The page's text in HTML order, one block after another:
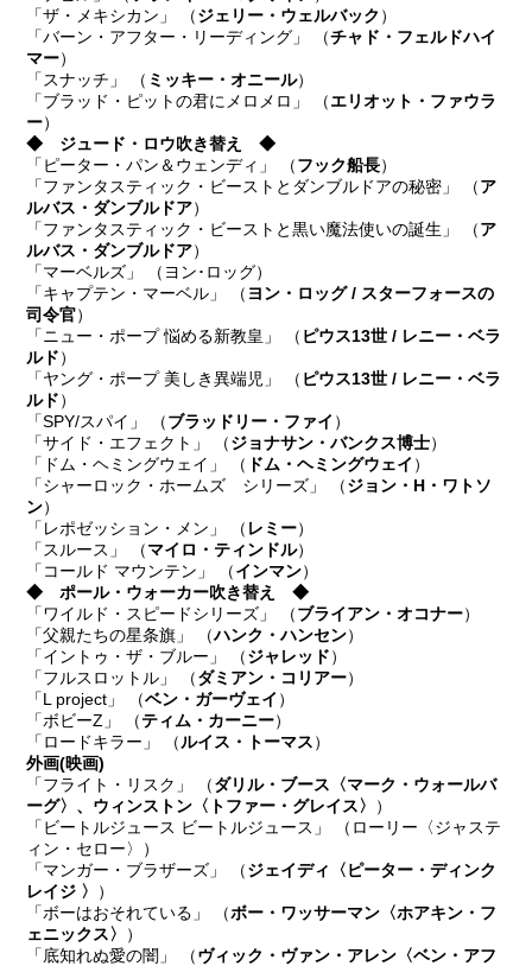
「ザ・メキシカン」 （ジェリー・ウェルバック ）
「バーン・アフター・リーディング」 （チャド・フェルドハイ
マー）
「スナッチ」 （ ミッキー・オニール）
「ブラッド・ピットの君にメロメロ」 （エリオット・ファウラ
ー）
◆ ジュード・ロウ吹き替え ◆
「ピーター・パン＆ウェンディ」 （フック船長）
「ファンタスティック・ビーストとダンブルドアの秘密」 （ア
ルバス・ダンブルドア）
「ファンタスティック・ビーストと黒い魔法使いの誕生」 （ア
ルバス・ダンブルドア）
「マーベルズ」 （ヨン･ロッグ）
「キャプテン・マーベル」 （ ヨン・ロッグ / スターフォースの
司令官）
「ニュー・ポープ 悩める新教皇」 （ ピウス13世 / レニー・ベラ
ルド）
「ヤング・ポープ 美しき異端児」 （ ピウス13世 / レニー・ベラ
ルド）
「SPY/スパイ」 （ブラッドリー・ファイ ）
「サイド・エフェクト」 （ジョナサン・バンクス博士）
「ドム・ヘミングウェイ」 （ ドム・ヘミングウェイ ）
「シャーロック・ホームズ シリーズ」 （ジョン・H・ワトソ
ン）
「レポゼッション・メン」 （ レミー）
「スルース」 （マイロ・ティンドル）
「コールド マウンテン」 （インマン）
◆ ポール・ウォーカー吹き替え ◆
「ワイルド・スピードシリーズ」 （ブライアン・オコナー）
「父親たちの星条旗」 （ハンク・ハンセン）
「イントゥ・ザ・ブルー」 （ジャレッド）
「フルスロットル」 （ダミアン・コリアー）
「L project」 （ベン・ガーヴェイ ）
「ボビーZ」 （ティム・カーニー）
「ロードキラー」 （ルイス・トーマス）
外画(映画)
「フライト・リスク」 （ダリル・ブース〈マーク・ウォールバ
ーグ〉、ウィンストン〈トファー・グレイス〉
）
「ビートルジュース ビートルジュース」 （ローリー〈ジャステ
ィン・セロー〉）
「マンガー・ブラザーズ」 （ジェイディ〈ピーター・ディンク
レイジ 〉
）
「ボーはおそれている」 （ボー・ワッサーマン〈ホアキン・フ
ェニックス〉
）
「底知れぬ愛の闇」 （ヴィック・ヴァン・アレン〈ベン・アフ